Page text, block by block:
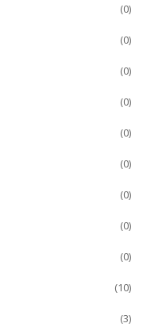
(0)
(0)
(0)
(0)
(0)
(0)
(0)
(0)
(0)
(10)
(3)